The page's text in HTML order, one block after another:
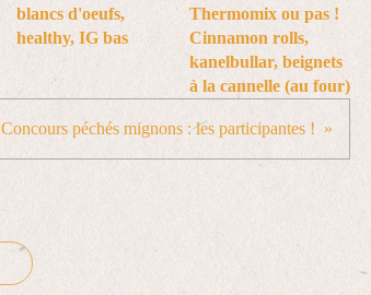
blancs d'oeufs,
healthy, IG bas
Thermomix ou pas !
Cinnamon rolls,
kanelbullar, beignets
à la cannelle (au four)
Concours péchés mignons : les participantes !